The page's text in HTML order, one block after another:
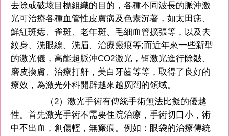
去除或破壞目標組織的目的，各種不同波長的脈沖激
光可治療各種血管性皮膚病及色素沉著，如太田痣、
鮮紅斑痣、雀斑、老年斑、毛細血管擴張等，以及去
紋身、洗眼線、洗眉、治療瘢痕等;而近年來一些新型
的激光儀，高能超脈沖CO2激光，铒激光進行除皺、
磨皮換膚、治療打鼾，美白牙齒等等，取得了良好的
療效，為激光外科開辟越來越廣闊的領域。
（2）激光手術有傳統手術無法比擬的優越
性。首先激光手術不需要住院治療，手術切口小，術
中不出血，創傷輕，無瘢痕。例如：眼袋的治療傳統